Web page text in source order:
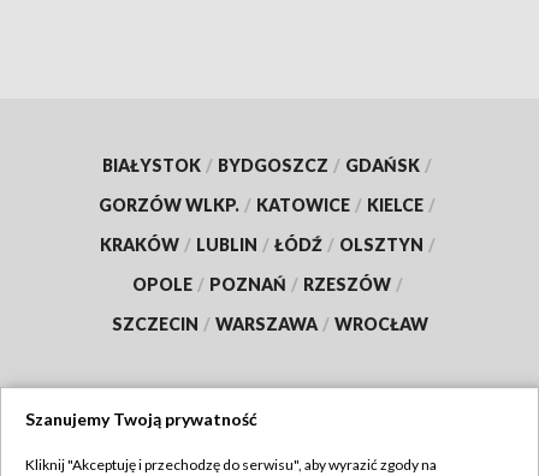
BIAŁYSTOK / BYDGOSZCZ / GDAŃSK /
GORZÓW WLKP. / KATOWICE / KIELCE /
KRAKÓW / LUBLIN / ŁÓDŹ / OLSZTYN /
OPOLE / POZNAŃ / RZESZÓW /
SZCZECIN / WARSZAWA / WROCŁAW
Szanujemy Twoją prywatność
Kliknij "Akceptuję i przechodzę do serwisu", aby wyrazić zgody na